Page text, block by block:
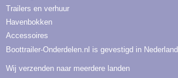
Trailers en verhuur
Havenbokken
Accessoires
Boottrailer-Onderdelen.nl is gevestigd in Nederland
Wij verzenden naar meerdere landen